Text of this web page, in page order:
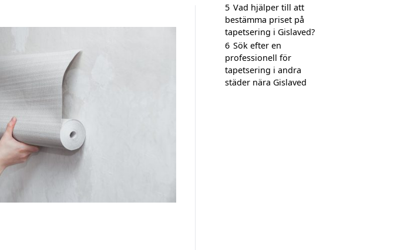
5 Vad hjälper till att
bestämma priset på
tapetsering i Gislaved?
6 Sök efter en
professionell för
tapetsering i andra
städer nära Gislaved